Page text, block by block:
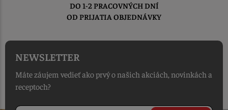
DO 1-2 PRACOVNÝCH DNÍ
OD PRIJATIA OBJEDNÁVKY
NEWSLETTER
Máte záujem vedieť ako prvý o našich akciách, novinkách a
receptoch?